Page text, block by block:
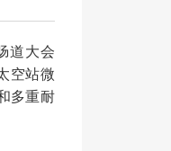
道大会
空站微
多重耐